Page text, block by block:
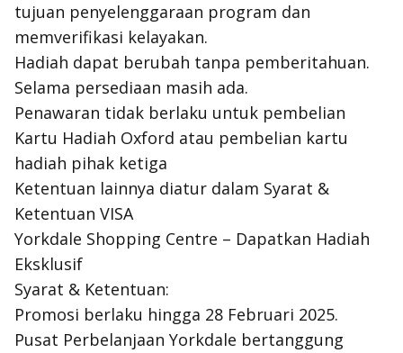
tujuan penyelenggaraan program dan
memverifikasi kelayakan.
Hadiah dapat berubah tanpa pemberitahuan.
Selama persediaan masih ada.
Penawaran tidak berlaku untuk pembelian
Kartu Hadiah Oxford atau pembelian kartu
hadiah pihak ketiga
Ketentuan lainnya diatur dalam Syarat &
Ketentuan VISA
Yorkdale Shopping Centre – Dapatkan Hadiah
Eksklusif
Syarat & Ketentuan:
Promosi berlaku hingga 28 Februari 2025.
Pusat Perbelanjaan Yorkdale bertanggung